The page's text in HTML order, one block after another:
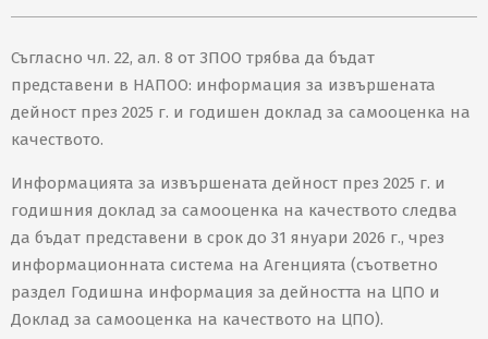
Съгласно чл. 22, ал. 8 от ЗПОО трябва да бъдат
представени в НАПОО: информация за извършената
дейност през 2025 г. и годишен доклад за самооценка на
качеството.
Информацията за извършената дейност през 2025 г. и
годишния доклад за самооценка на качеството следва
да бъдат представени в срок до 31 януари 2026 г., чрез
информационната система на Агенцията (съответно
раздел Годишна информация за дейността на ЦПО и
Доклад за самооценка на качеството на ЦПО).